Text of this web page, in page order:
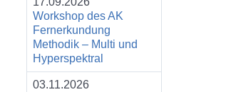
Workshop des AK
Fernerkundung
Methodik – Multi und
Hyperspektral
03.11.2026